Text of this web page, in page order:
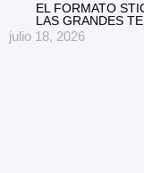
EL FORMATO
LAS GRANDES
julio 18, 2026